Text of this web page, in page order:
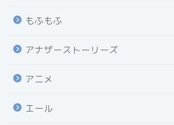
もふもふ
アナザーストーリーズ
アニメ
エール